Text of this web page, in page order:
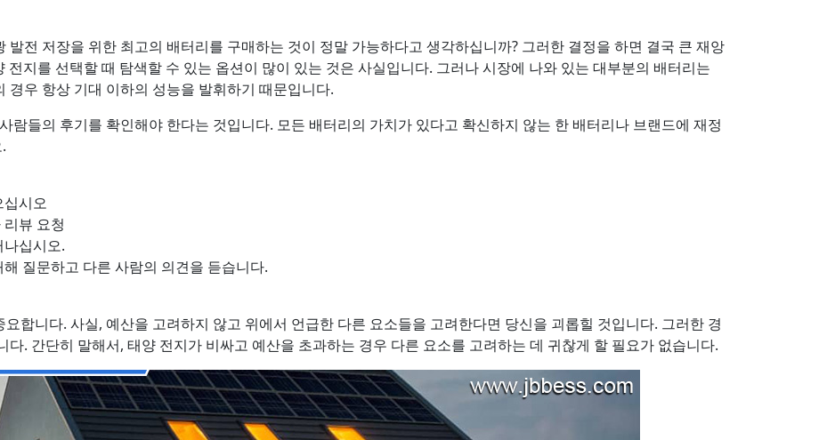
발전 저장을 위한 최고의 배터리를 구매하는 것이 정말 가능하다고 생각하십니까? 그러한 결정을 하면 결국 큰 재앙
전지를 선택할 때 탐색할 수 있는 옵션이 많이 있는 것은 사실입니다. 그러나 시장에 나와 있는 대부분의 배터리는
우 항상 기대 이하의 성능을 발휘하기 때문입니다.
람들의 후기를 확인해야 한다는 것입니다. 모든 배터리의 가치가 있다고 확신하지 않는 한 배터리나 브랜드에 재정
십시오
뷰 요청
나십시오.
질문하고 다른 사람의 의견을 듣습니다.
합니다. 사실, 예산을 고려하지 않고 위에서 언급한 다른 요소들을 고려한다면 당신을 괴롭힐 것입니다. 그러한 경
. 간단히 말해서, 태양 전지가 비싸고 예산을 초과하는 경우 다른 요소를 고려하는 데 귀찮게 할 필요가 없습니다.